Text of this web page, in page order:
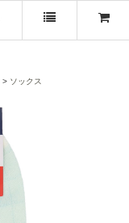
ソックス